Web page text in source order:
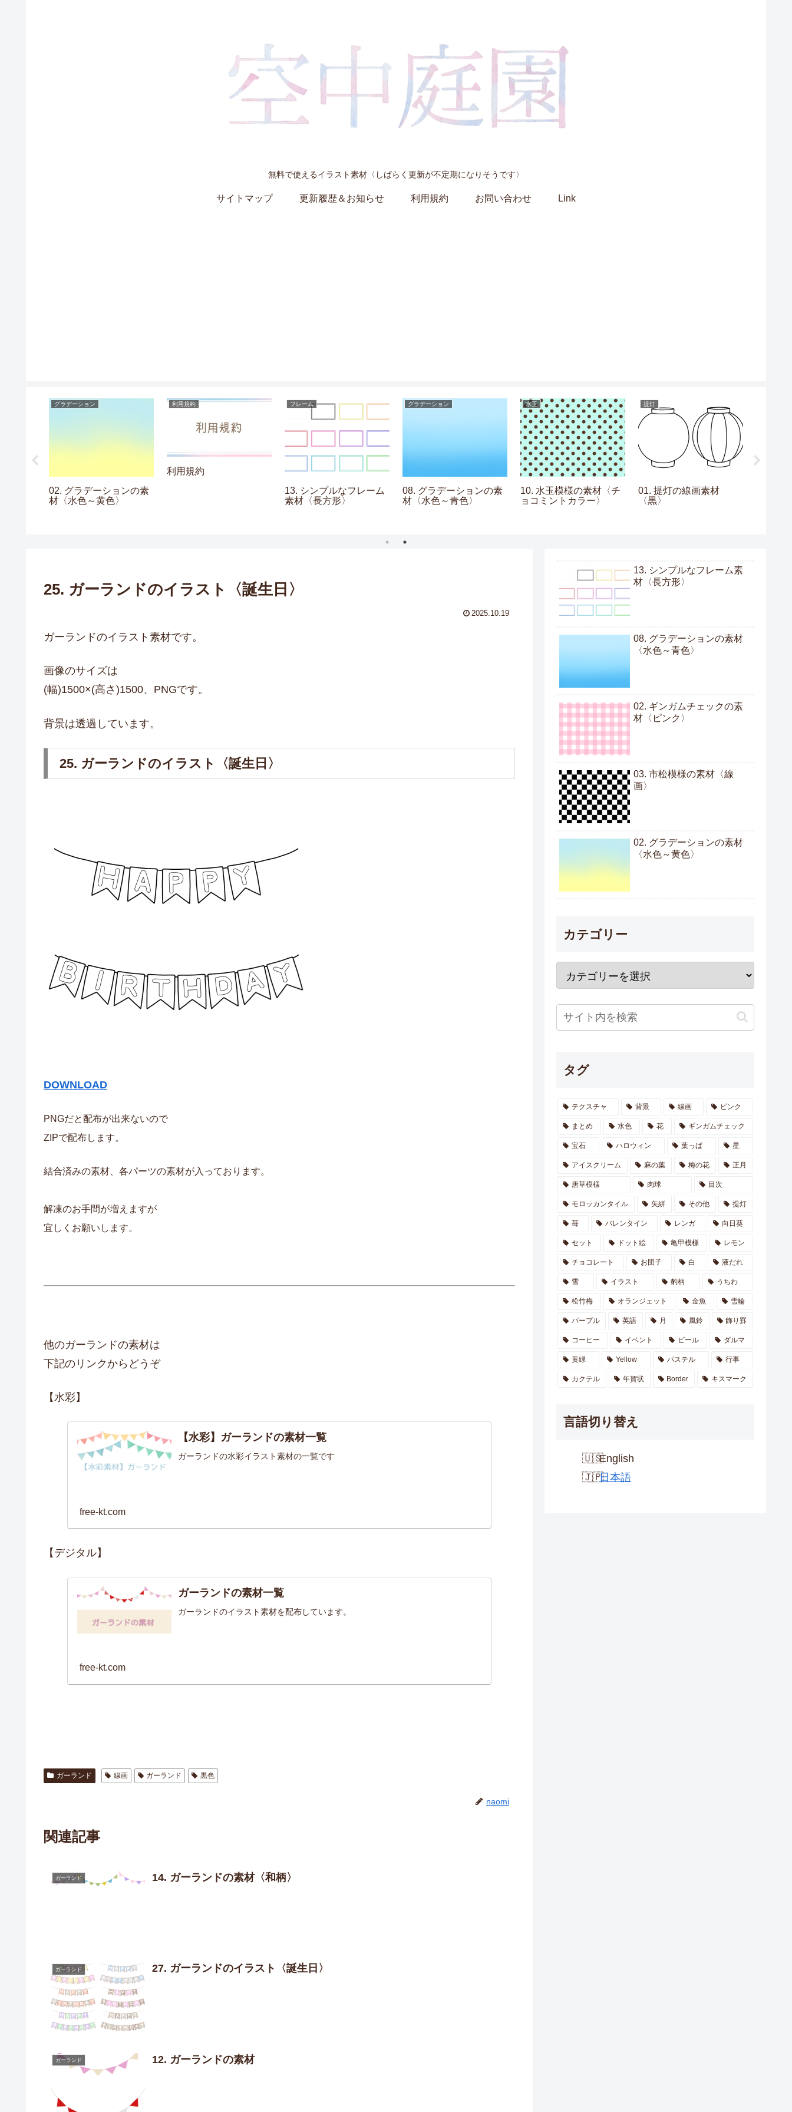
無料で使えるイラスト素材〈しばらく更新が不定期になりそうです〉
サイトマップ 更新履歴＆お知らせ 利用規約 お問い合わせ Link
グラデーション
02. グラデーションの素
材〈水色～黄色〉
利用規約
利用規約
フレーム
13. シンプルなフレーム
素材〈長方形〉
グラデーション
08. グラデーションの素
材〈水色～青色〉
水玉
10. 水玉模様の素材〈チ
ョコミントカラー〉
提灯
01. 提灯の線画素材
〈黒〉
25. ガーランドのイラスト〈誕生日〉
2025.10.19
ガーランドのイラスト素材です。
画像のサイズは
(幅)1500×(高さ)1500、PNGです。
背景は透過しています。
25. ガーランドのイラスト〈誕生日〉
DOWNLOAD
PNGだと配布が出来ないので
ZIPで配布します。
結合済みの素材、各パーツの素材が入っております。
解凍のお手間が増えますが
宜しくお願いします。
他のガーランドの素材は
下記のリンクからどうぞ
【水彩】
【水彩】ガーランドの素材一覧
ガーランドの水彩イラスト素材の一覧です
free-kt.com
【デジタル】
ガーランドの素材一覧
ガーランドのイラスト素材を配布しています。
free-kt.com
ガーランド 線画 ガーランド 黒色
naomi
関連記事
ガーランド 14. ガーランドの素材〈和柄〉
ガーランド 27. ガーランドのイラスト〈誕生日〉
ガーランド 12. ガーランドの素材
13. シンプルなフレーム素
材〈長方形〉
08. グラデーションの素材
〈水色～青色〉
02. ギンガムチェックの素
材〈ピンク〉
03. 市松模様の素材〈線
画〉
02. グラデーションの素材
〈水色～黄色〉
カテゴリー
タグ
テクスチャ 背景 線画 ピンク
まとめ 水色 花 ギンガムチェック
宝石 ハロウィン 葉っぱ 星
アイスクリーム 麻の葉 梅の花 正月
唐草模様 肉球 目次
モロッカンタイル 矢絣 その他 提灯
苺 バレンタイン レンガ 向日葵
セット ドット絵 亀甲模様 レモン
チョコレート お団子 白 液だれ
雪 イラスト 豹柄 うちわ
松竹梅 オランジェット 金魚 雪輪
パープル 英語 月 風鈴 飾り罫
コーヒー イベント ビール ダルマ
黄緑 Yellow パステル 行事
カクテル 年賀状 Border キスマーク
言語切り替え
English
日本語